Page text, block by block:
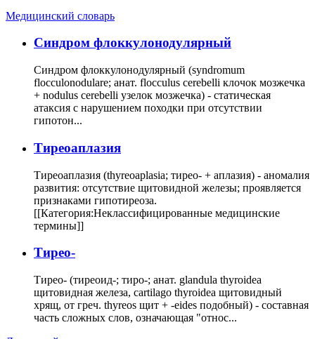
Медицинский словарь
Cиндром флоккулонодулярный
Синдром флоккулонодулярный (syndromum
flocculonodulare; анат. flocculus cerebelli клочок мозжечка
+ nodulus cerebelli узелок мозжечка) - статическая
атаксия с нарушением походки при отсутствии
гипотон...
Тиреоаплазия
Тиреоаплазия (thyreoaplasia; тирео- + аплазия) - аномалия
развития: отсутствие щитовидной железы; проявляется
признаками гипотиреоза.
[[Категория:Неклассифицированные медицинские
термины]]
Тирео-
Тирео- (тиреоид-; тиро-; анат. glandula thyroidea
щитовидная железа, cartilago thyroidea щитовидный
хрящ, от греч. thyreos щит + -eides подобный) - составная
часть сложных слов, означающая "относ...